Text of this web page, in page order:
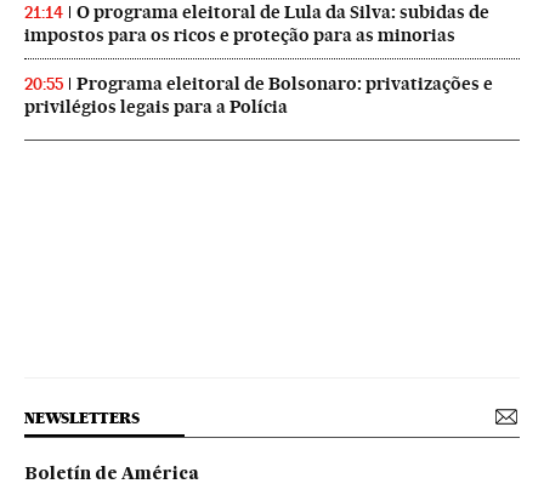
21:14
O programa eleitoral de Lula da Silva: subidas de
impostos para os ricos e proteção para as minorias
20:55
Programa eleitoral de Bolsonaro: privatizações e
privilégios legais para a Polícia
NEWSLETTERS
Boletín de América